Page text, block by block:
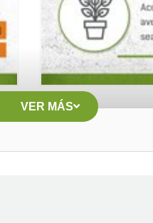
VER MÁS